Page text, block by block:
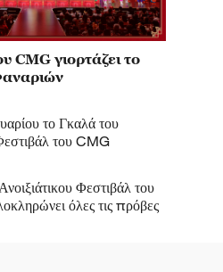
CMG γιορτάζει το
το Γκαλά του
του CMG
Φεστιβάλ του
όλες τις πρόβες